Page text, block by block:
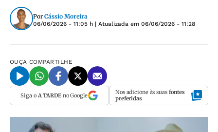
Por Cássio Moreira
06/06/2026 - 11:05 h | Atualizada em 06/06/2026 - 11:28
OUÇA COMPARTILHE
Siga o A TARDEno Google Nos adicione às suas fontes
preferidas